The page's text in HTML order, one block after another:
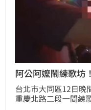
阿公阿嬤鬧練歌坊
台北市大同區12日晚
重慶北路二段一間練